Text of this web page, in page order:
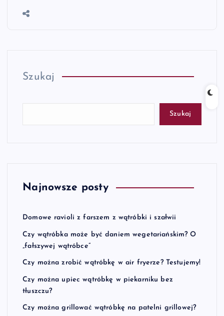
Szukaj
Szukaj
Najnowsze posty
Domowe ravioli z farszem z wątróbki i szałwii
Czy wątróbka może być daniem wegetariańskim? O
„fałszywej wątróbce”
Czy można zrobić wątróbkę w air fryerze? Testujemy!
Czy można upiec wątróbkę w piekarniku bez
tłuszczu?
Czy można grillować wątróbkę na patelni grillowej?